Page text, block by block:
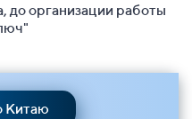
до организации работы
Китаю